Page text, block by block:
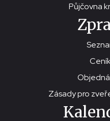
Půjčovna
Zásady pro